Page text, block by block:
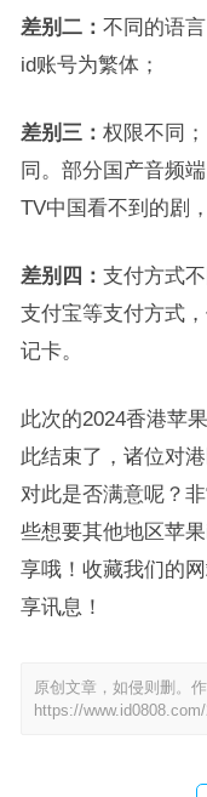
差别二： 不同的语
id账号为繁体；
差别三： 权限不同
同。部分国产音频
TV中国看不到的剧
差别四： 支付方式
支付宝等支付方式
记卡。
此次的2024香港苹
此结束了，诸位对
对此是否满意呢？
些想要其他地区苹
享哦！收藏我们的
享讯息！
原创文章，如侵则删。
https://www.id0808.com/